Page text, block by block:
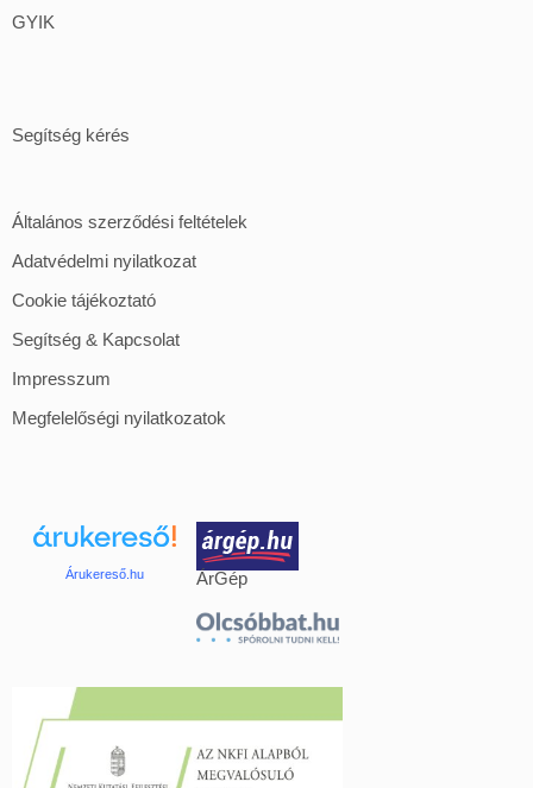
GYIK
Segítség kérés
Általános szerződési feltételek
Adatvédelmi nyilatkozat
Cookie tájékoztató
Segítség & Kapcsolat
Impresszum
Megfelelőségi nyilatkozatok
Árukereső.hu ÁrGép